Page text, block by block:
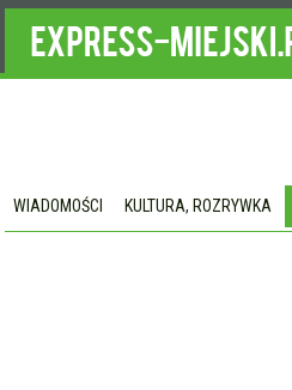
WIADOMOŚCI KULTURA, ROZRYWKA